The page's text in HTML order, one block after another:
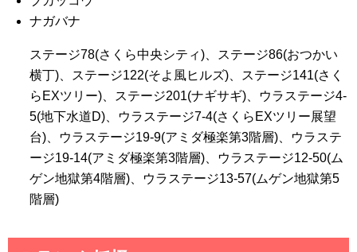
ナガバナ
ステージ78(さくら中央シティ)、ステージ86(おつかい
横丁)、ステージ122(そよ風ヒルズ)、ステージ141(さく
らEXツリー)、ステージ201(ナギサギ)、ウラステージ4-
5(地下水道D)、ウラステージ7-4(さくらEXツリー展望
台)、ウラステージ19-9(アミダ極楽第3階層)、ウラステ
ージ19-14(アミダ極楽第3階層)、ウラステージ12-50(ム
ゲン地獄第4階層)、ウラステージ13-57(ムゲン地獄第5
階層)